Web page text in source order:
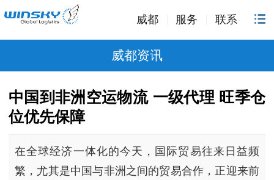
威都 服务 联系
威都资讯
中国到非洲空运物流 一级代理 旺季仓
位优先保障
在全球经济一体化的今天，国际贸易往来日益频
繁，尤其是中国与非洲之间的贸易合作，正迎来前